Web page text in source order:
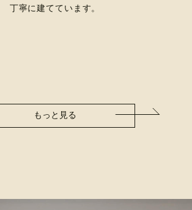
丁寧に建てています。
もっと見る